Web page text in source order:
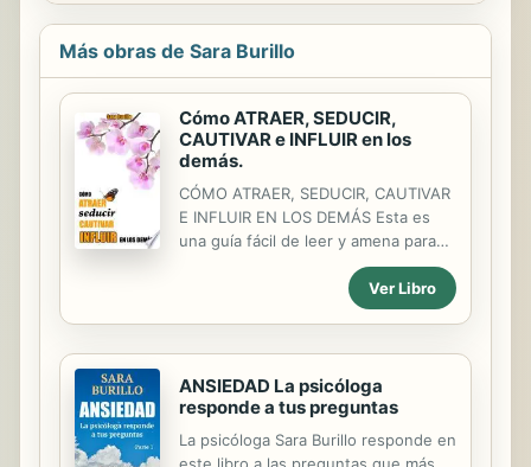
Más obras de Sara Burillo
Cómo ATRAER, SEDUCIR,
CAUTIVAR e INFLUIR en los
demás.
CÓMO ATRAER, SEDUCIR, CAUTIVAR
E INFLUIR EN LOS DEMÁS Esta es
una guía fácil de leer y amena para
descubrir cómo utilizar virtudes que
ya tenemos nosotros mismos, pero
que no solemos usar a pesar de
habla sólo de los pasos a seguir sino
de cómo darlos. Esta serie de libros
ayuda de forma clara y eficaz a poner
por obra desde el primer día lo que
en ellos se aprende, gracias a su
Ver Libro
ANSIEDAD La psicóloga
responde a tus preguntas
La psicóloga Sara Burillo responde en